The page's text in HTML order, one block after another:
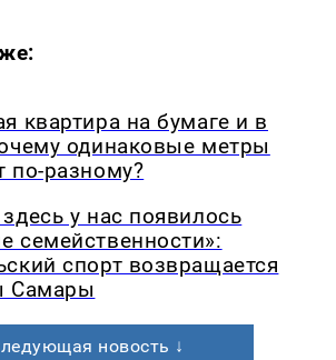
квартира на бумаге и в
одинаковые метры
по-разному?
у нас появилось
семейственности»:
спорт возвращается
Самары
новость ↓